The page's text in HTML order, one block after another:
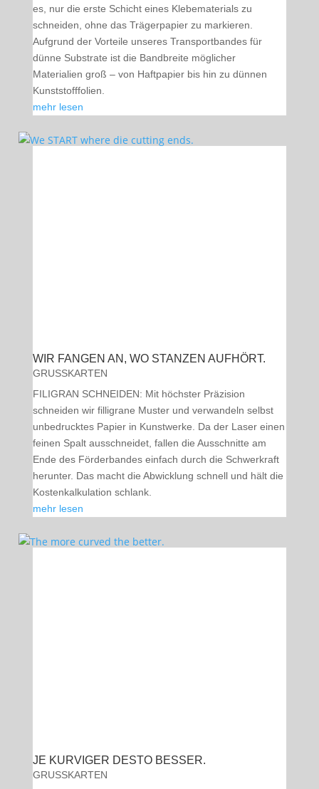
es, nur die erste Schicht eines Klebematerials zu
schneiden, ohne das Trägerpapier zu markieren.
Aufgrund der Vorteile unseres Transportbandes für
dünne Substrate ist die Bandbreite möglicher
Materialien groß – von Haftpapier bis hin zu dünnen
Kunststofffolien.
mehr lesen
WIR FANGEN AN, WO STANZEN AUFHÖRT.
GRUSSKARTEN
FILIGRAN SCHNEIDEN: Mit höchster Präzision
schneiden wir filligrane Muster und verwandeln selbst
unbedrucktes Papier in Kunstwerke. Da der Laser einen
feinen Spalt ausschneidet, fallen die Ausschnitte am
Ende des Förderbandes einfach durch die Schwerkraft
herunter. Das macht die Abwicklung schnell und hält die
Kostenkalkulation schlank.
mehr lesen
JE KURVIGER DESTO BESSER.
GRUSSKARTEN